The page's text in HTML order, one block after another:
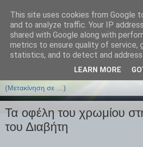
Online Μαθήματα Βιολογίας
Τα οφέλη του χρωμίου
του Διαβήτη
This site uses cookies from Google
and to analyze traffic. Your IP
shared with Google along with
metrics to ensure quality of service,
statistics, and to detect and address
LEARN MORE